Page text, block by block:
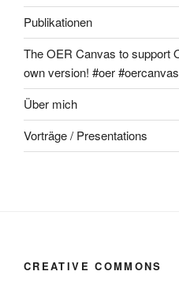
Publikationen
The OER Canvas to support
own version! #oer #oercanvas
Über mich
Vorträge / Presentations
CREATIVE COMMONS